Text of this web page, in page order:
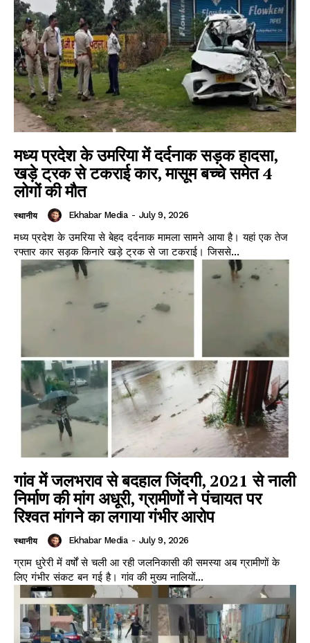
SUBSCRIBE NOW
Company
About
Contact us
Subscription Plans
My account
मध्य प्रदेश के उमरिया में दर्दनाक सड़क हादसा,
खड़े ट्रक से टकराई कार, मासूम बच्चे समेत 4
लोगों की मौत
स्थानीय Ekhabar Media - July 9, 2026
मध्य प्रदेश के उमरिया से बेहद दर्दनाक मामला सामने आया है। यहां एक तेज
रफ्तार कार सड़क किनारे खड़े ट्रक से जा टकराई। जिससे...
गांव में जलभराव से बदहाल जिंदगी, 2021 से नाली
निर्माण की मांग अधूरी, ग्रामीणों ने पंचायत पर
रिश्वत मांगने का लगाया गंभीर आरोप
स्थानीय Ekhabar Media - July 9, 2026
ग्राम धुरेरी में वर्षों से चली आ रही जलनिकासी की समस्या अब ग्रामीणों के
लिए गंभीर संकट बन गई है। गांव की मुख्य नालियों...